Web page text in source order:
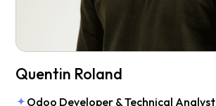
Quentin Roland
Odoo Developer & Technical Analyst